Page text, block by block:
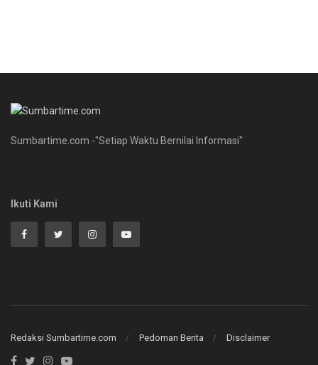
Sumbartime.com -"Setiap Waktu Bernilai Informasi"
Ikuti Kami
Redaksi Sumbartime.com Pedoman Berita Disclaimer